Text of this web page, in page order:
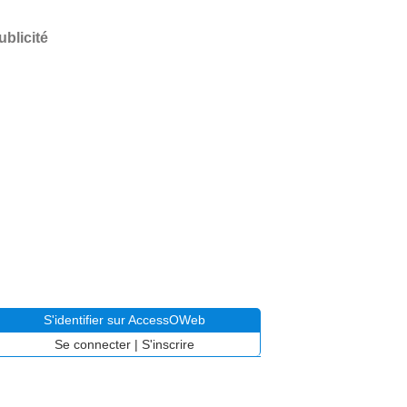
S'identifier sur AccessOWeb
Se connecter | S'inscrire